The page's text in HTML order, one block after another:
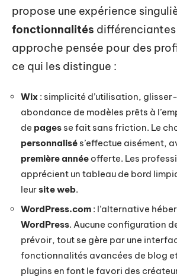
propose une expérience
fonctionnalités différenciantes
approche pensée pour des
ce qui les distingue :
Wix : simplicité d’utilisation,
abondance de modèles prêts à
de pages se fait sans friction. Le
personnalisé s’effectue aisément,
première année offerte. Les
apprécient un tableau de bord
leursite web.
WordPress.com : l’alternative
WordPress. Aucune configuration
prévoir, tout se gère par une
fonctionnalités avancées de blog
plugins en font le favori des